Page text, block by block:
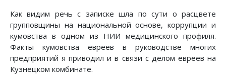
Как видим речь с записке шла по сути о расцвете
групповщины на национальной основе, коррупции и
кумовства в одном из НИИ медицинского профиля.
Факты кумовства евреев в руководстве многих
предприятий я приводил и в связи с делом евреев на
Кузнецком комбинате.